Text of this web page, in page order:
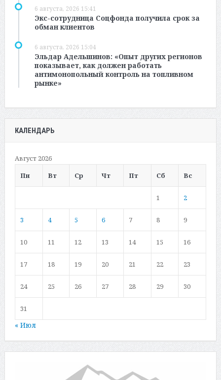
6 августа, 2026 15:41
Экс-сотрудница Соцфонда получила срок за
обман клиентов
6 августа, 2026 15:04
Эльдар Адельшинов: «Опыт других регионов
показывает, как должен работать
антимонопольный контроль на топливном
рынке»
КАЛЕНДАРЬ
Август 2026
Пн
Вт Ср Чт Пт Сб Вс
1 2
3 4 5 6 7 8 9
10 11 12 13 14 15 16
17 18 19 20 21 22 23
24 25 26 27 28 29 30
31
« Июл